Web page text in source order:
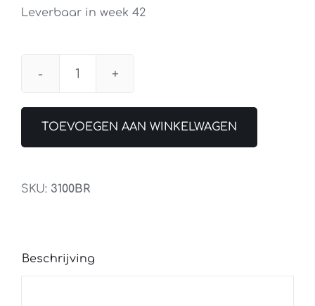
Leverbaar in week 42
Tafellamp
Brons
TOEVOEGEN AAN WINKELWAGEN
SKU: 3100BR
Beschrijving